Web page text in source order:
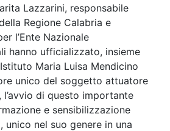
Lazzarini, responsabile
Regione Calabria e
l’Ente Nazionale
hanno ufficializzato, insieme
Maria Luisa Mendicino
unico del soggetto attuatore
l’avvio di questo importante
e sensibilizzazione
unico nel suo genere in una